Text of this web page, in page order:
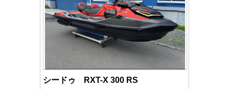
シードゥ RXT-X 300 RS